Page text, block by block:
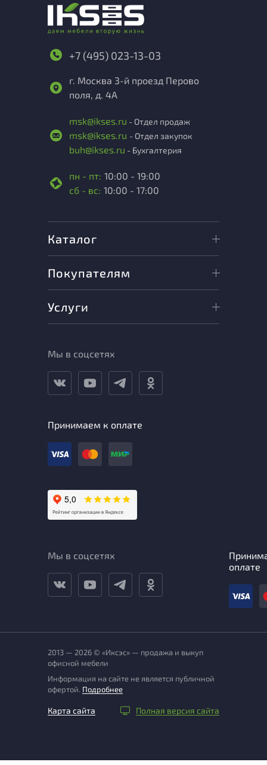
+7 (495) 023-13-03
г. Москва 3-й проезд Перово
поля, д. 4А
msk@ikses.ru - Отдел продаж
msk@ikses.ru - Отдел закупок
buh@ikses.ru - Бухгалтерия
пн - пт: 10:00 - 19:00
сб - вс: 10:00 - 17:00
Каталог
Покупателям
Услуги
Мы в соцсетях
Принимаем к оплате
Мы в соцсетях
оплате
2013 — 2026 © «Иксэс» — продажа и выкуп
офисной мебели
Информация на сайте не является публичной
офертой. Подробнее
Карта сайта Полная версия сайта